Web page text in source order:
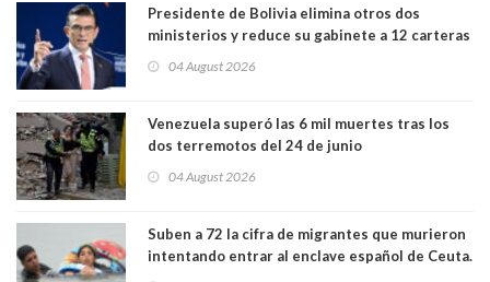
Presidente de Bolivia elimina otros dos
ministerios y reduce su gabinete a 12 carteras
04 August 2026
Venezuela superó las 6 mil muertes tras los
dos terremotos del 24 de junio
04 August 2026
Suben a 72 la cifra de migrantes que murieron
intentando entrar al enclave español de Ceuta.